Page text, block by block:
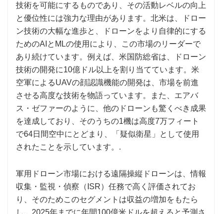
技術を可能にするものであり、その活動レベルの向上
と優位性には強力な理由があります。北米は、ドロー
ン技術の大幅な進歩と、ドローンをより自律的にする
ためのAIとMLの使用により、この市場のリーダーで
あり続けています。例えば、米国防総省は、ドローン
技術の開発に10億ドル以上を割り当てています。米
空軍によるUAVの顔認識機能の開発は、市場を前進
させる高度な技術を物語っています。また、エアバ
ス・ゼファーのように、他のドローンも驚くべき成果
を達成しており、そのうちの1機は高度7万フィート
で64日間空中にとどまり、「疑似衛星」として使用
されたことを示しています。.
軍用ドローン市場における遠隔操縦ドローンは、情報
収集・監視・偵察（ISR）任務で高く評価されてお
り、そのためこのセグメントは収益の増加をもたら